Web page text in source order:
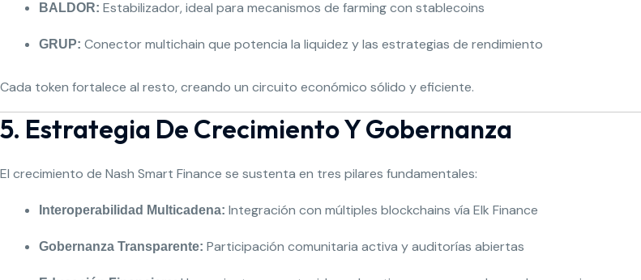
BALDOR: Estabilizador, ideal para mecanismos de farming con stablecoins
GRUP: Conector multichain que potencia la liquidez y las estrategias de rendimiento
Cada token fortalece al resto, creando un circuito económico sólido y eficiente.
5. Estrategia De Crecimiento Y Gobernanza
El crecimiento de Nash Smart Finance se sustenta en tres pilares fundamentales:
Interoperabilidad Multicadena: Integración con múltiples blockchains vía Elk Finance
Gobernanza Transparente: Participación comunitaria activa y auditorías abiertas